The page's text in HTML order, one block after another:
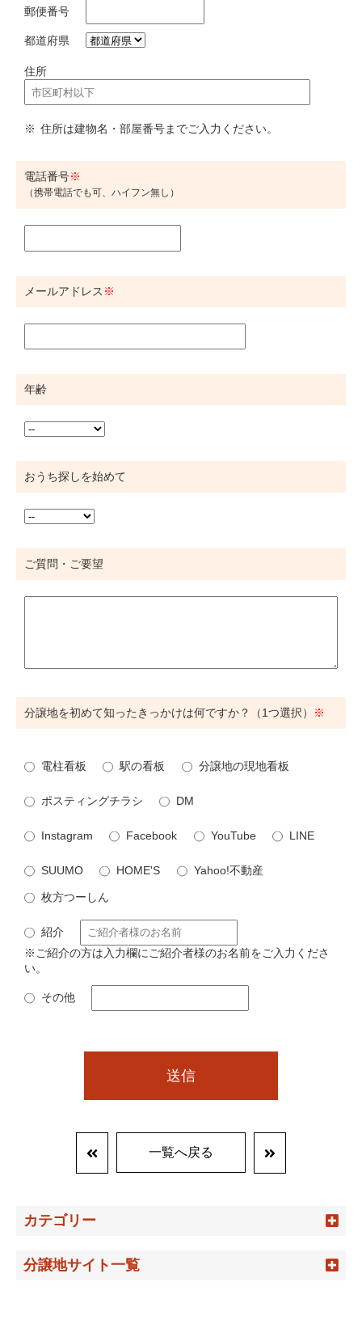
郵便番号
都道府県
住所
※ 住所は建物名・部屋番号までご入力ください。
電話番号
（携帯電話でも可、ハイフン無し）
メールアドレス
年齢
おうち探しを始めて
ご質問・ご要望
分譲地を初めて知ったきっかけは何ですか？（1つ選択）
電柱看板 駅の看板 分譲地の現地看板
ポスティングチラシ DM
Instagram Facebook YouTube LINE
SUUMO HOME'S Yahoo!不動産
枚方つーしん
紹介
※ご紹介の方は入力欄にご紹介者様のお名前をご入力くださ
い。
その他
送信
一覧へ戻る
カテゴリー
分譲地サイト一覧